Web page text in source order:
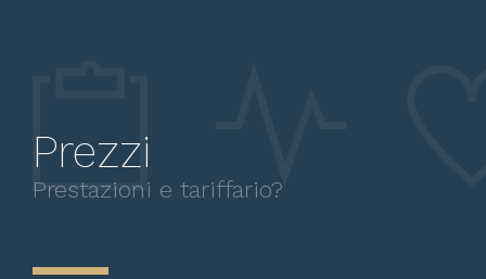
Prezzi
Prestazioni e tariffario?